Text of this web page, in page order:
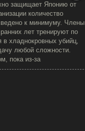
защищает Японию от
количество
к минимуму. Члены
лет тренируют по
в хладнокровных убийц,
любой сложности.
пока из-за